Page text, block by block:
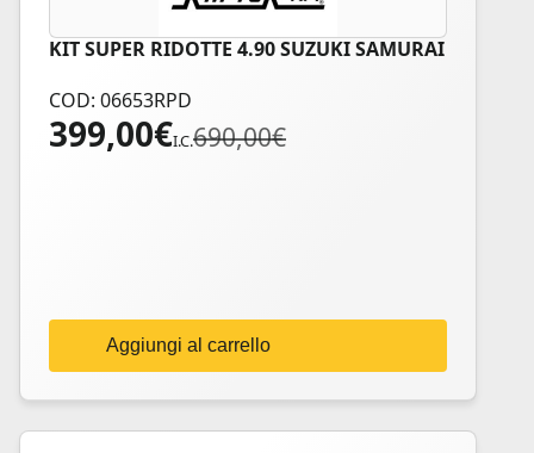
KIT SUPER RIDOTTE 4.90 SUZUKI SAMURAI
COD: 06653RPD
690,00€
Il
prezzo
399,00€
Il
prezzo
I.C.
Aggiungi al carrello